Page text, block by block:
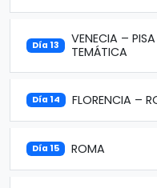
Día 13
VENECIA –
TEMÁTICA
Día 14 FLORENCIA –
Día 15 ROMA